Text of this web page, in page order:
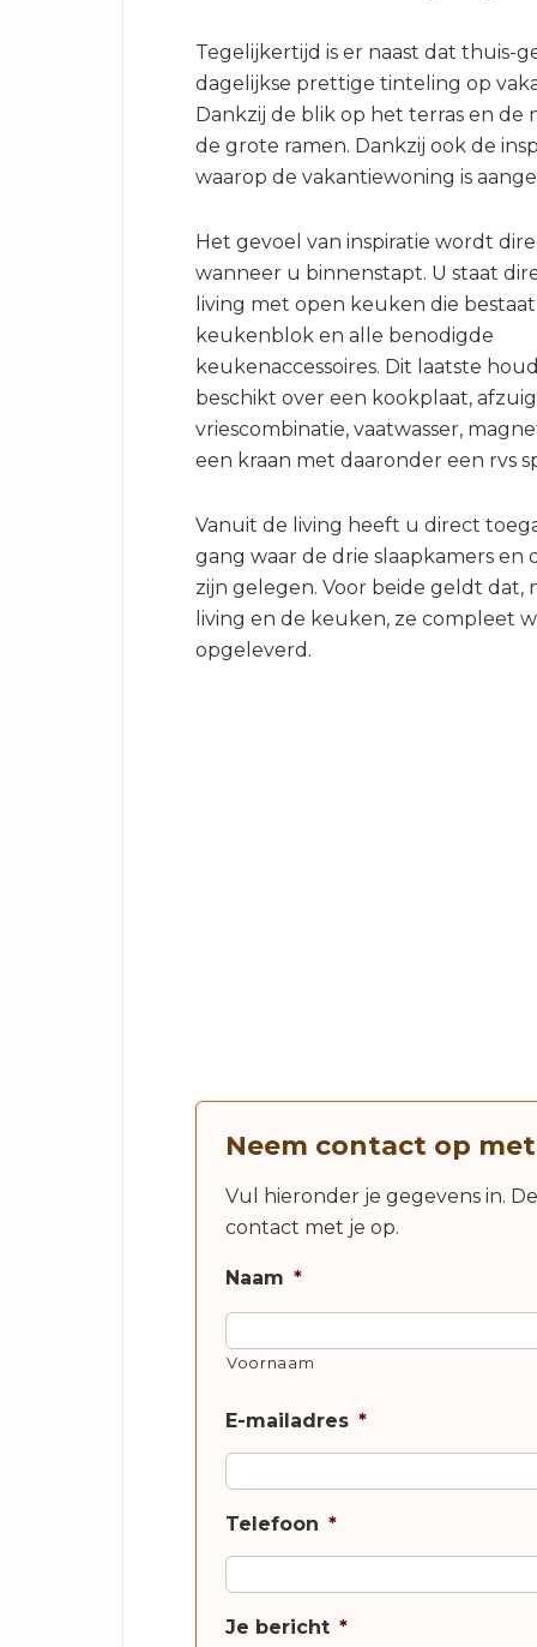
Tegelijkertijd is er naast dat thuis-
dagelijkse prettige tinteling op
Dankzij de blik op het terras en de
de grote ramen. Dankzij ook de
waarop de vakantiewoning is
Het gevoel van inspiratie wordt
wanneer u binnenstapt. U staat
living met open keuken die
keukenblok en alle benodigde
keukenaccessoires. Dit laatste
beschikt over een kookplaat,
vriescombinatie, vaatwasser,
een kraan met daaronder een rvs
Vanuit de living heeft u direct
gang waar de drie slaapkamers en
zijn gelegen. Voor beide geldt dat,
living en de keuken, ze compleet
opgeleverd.
Neem contact op
Vul hieronder je gegevens in.
contact met je op.
Naam *
Voornaam
E-mailadres *
Telefoon *
Je bericht *